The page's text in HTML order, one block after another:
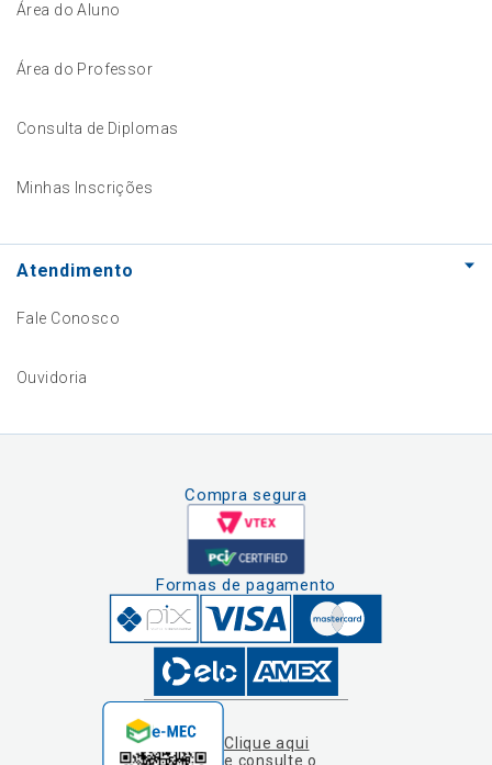
Área do Aluno
Área do Professor
Consulta de Diplomas
Minhas Inscrições
Atendimento
Fale Conosco
Ouvidoria
Compra segura
Formas de pagamento
Clique aqui
e consulte o